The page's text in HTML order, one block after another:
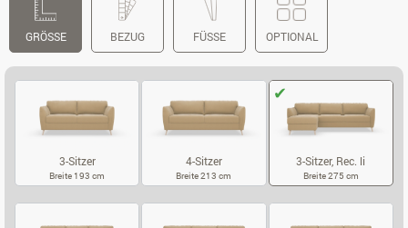
GRÖSSE BEZUG FÜSSE OPTIONAL
3-Sitzer
Breite 193 cm
4-Sitzer
Breite 213 cm
3-Sitzer, Rec. li
Breite 275 cm